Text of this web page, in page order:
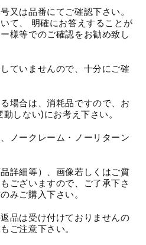
又は品番にてご確認下さい。
て、 明確にお答えすることが
様等でのご確認をお勧め致し
ていませんので、十分にご確
場合は、消耗品ですので、お
しない)にお考え下さい。
ノークレーム・ノーリターン
詳細等）、画像若しくはご質
ございますので、ご了承下さ
みご購入下さい。
品は受け付けておりませんの
ご注意下さい。